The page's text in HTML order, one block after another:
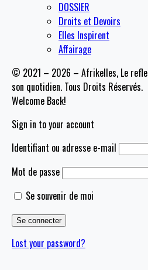
DOSSIER
Droits et Devoirs
Elles Inspirent
Affairage
© 2021 – 2026 – Afrikelles, Le
son quotidien. Tous Droits Réservés.
Welcome Back!
Sign in to your account
Identifiant ou adresse e-mail
Mot de passe
Se souvenir de moi
Lost your password?